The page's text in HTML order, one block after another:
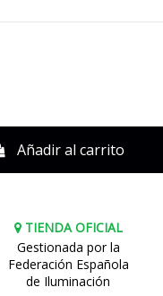
Añadir al carrito
TIENDA OFICIAL
Gestionada por la
Federación Española
de Iluminación